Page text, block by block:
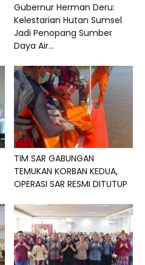
Gubernur Herman Deru:
Kelestarian Hutan Sumsel
Jadi Penopang Sumber
Daya Air...
TIM SAR GABUNGAN
TEMUKAN KORBAN KEDUA,
OPERASI SAR RESMI DITUTUP